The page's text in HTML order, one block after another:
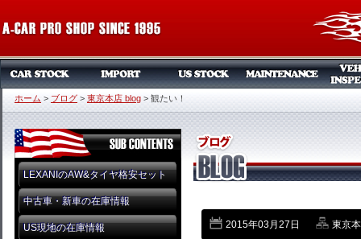
ホーム > ブログ > 東京本店 blog > 観たい！
LEXANIのAW&タイヤ格安セット
中古車・新車の在庫情報
US現地の在庫情報 2015年03月27日 東京